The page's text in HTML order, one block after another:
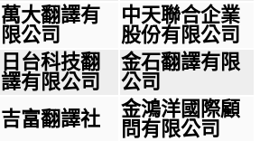
萬大翻譯有
限公司
中天聯合企業
股份有限公司
日台科技翻
譯有限公司
金石翻譯有限
公司
吉富翻譯社
金鴻洋國際顧
問有限公司